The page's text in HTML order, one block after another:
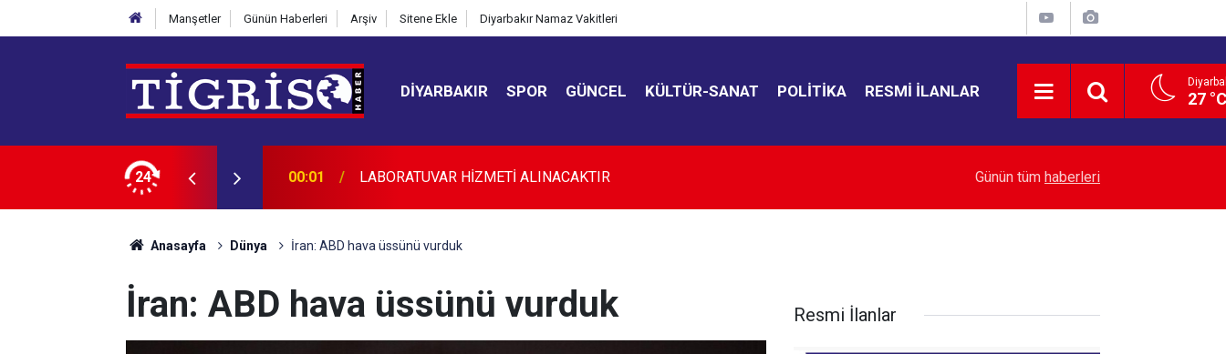
Manşetler Günün Haberleri Arşiv Sitene Ekle Diyarbakır Namaz Vakitleri
DIYARBAKIR SPOR GÜNCEL KÜLTÜR-SANAT POLITIKA RESMI İLANLAR 27
24 23:45 Diyarbakır’da düğün salonunda kavga: 5 yaralı Yemen’de ölü sayısı 38’e yükseldi
Günün tüm haberleri
Anasayfa Dünya İran: ABD hava üssünü vurduk
İran: ABD hava üssünü vurduk Resmi İlanlar